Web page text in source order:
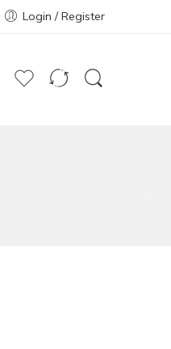
Login / Register